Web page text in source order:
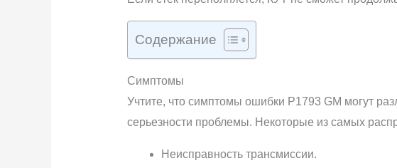
Содержание
Симптомы
Учтите, что симптомы ошибки P1793 GM могут
серьезности проблемы. Некоторые из самых
Неисправность трансмиссии.